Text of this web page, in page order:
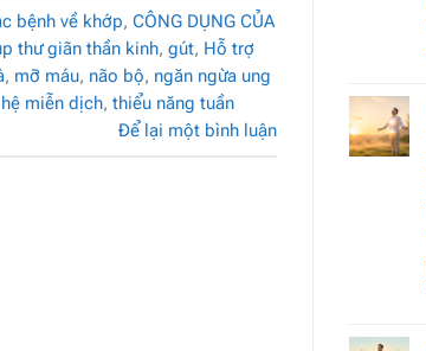
bệnh về khớp, CÔNG DỤNG CỦA
thư giãn thần kinh, gút, Hỗ trợ
, mỡ máu, não bộ, ngăn ngừa ung
miễn dịch, thiểu năng tuần
Để lại một bình luận